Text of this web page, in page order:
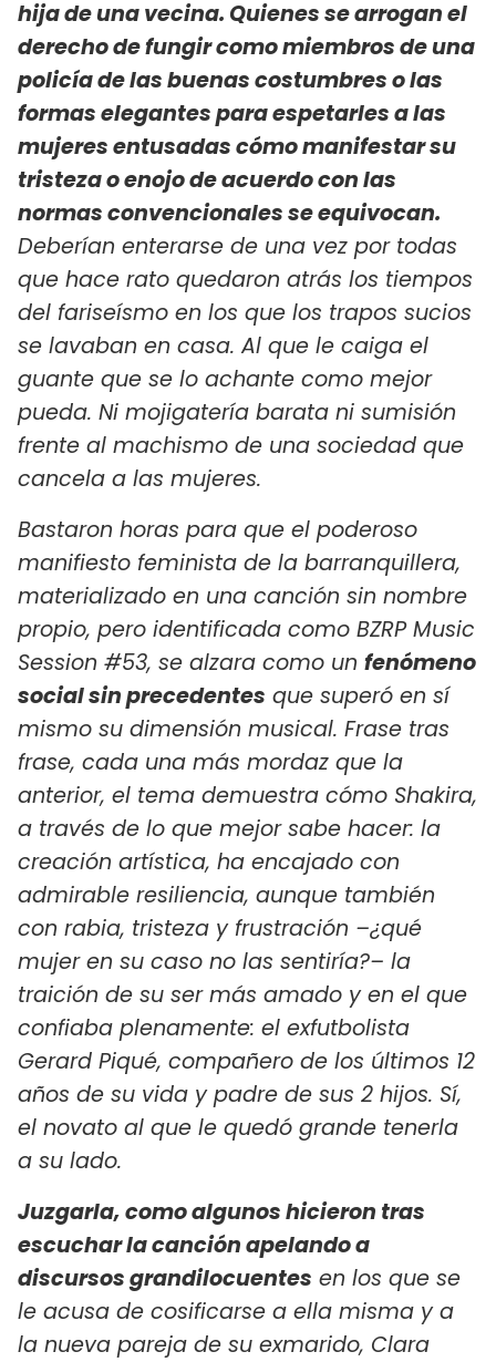
hija de una vecina. Quienes se arrogan el
derecho de fungir como miembros de una
policía de las buenas costumbres o las
formas elegantes para espetarles a las
mujeres entusadas cómo manifestar su
tristeza o enojo de acuerdo con las
normas convencionales se equivocan.
Deberían enterarse de una vez por todas
que hace rato quedaron atrás los tiempos
del fariseísmo en los que los trapos sucios
se lavaban en casa. Al que le caiga el
guante que se lo achante como mejor
pueda. Ni mojigatería barata ni sumisión
frente al machismo de una sociedad que
cancela a las mujeres.
Bastaron horas para que el poderoso
manifiesto feminista de la barranquillera,
materializado en una canción sin nombre
propio, pero identificada como BZRP Music
Session #53, se alzara como un fenómeno
social sin precedentes que superó en sí
mismo su dimensión musical. Frase tras
frase, cada una más mordaz que la
anterior, el tema demuestra cómo Shakira,
a través de lo que mejor sabe hacer: la
creación artística, ha encajado con
admirable resiliencia, aunque también
con rabia, tristeza y frustración –¿qué
mujer en su caso no las sentiría?– la
traición de su ser más amado y en el que
confiaba plenamente: el exfutbolista
Gerard Piqué, compañero de los últimos 12
años de su vida y padre de sus 2 hijos. Sí,
el novato al que le quedó grande tenerla
a su lado.
Juzgarla, como algunos hicieron tras
escuchar la canción apelando a
discursos grandilocuentes en los que se
le acusa de cosificarse a ella misma y a
la nueva pareja de su exmarido, Clara